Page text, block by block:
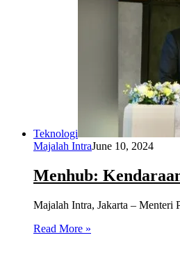
Teknologi
Majalah IntraJune 10, 2024
Menhub:
Majalah Intra, Jakarta – Menteri
Read More »